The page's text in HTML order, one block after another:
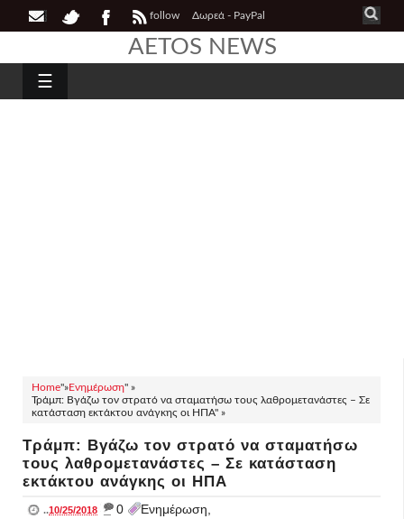
follow Δωρεά - PayPal
AETOS NEWS
☰
Home"»Ενημέρωση" »
Τράμπ: Βγάζω τον στρατό να σταματήσω τους λαθρομετανάστες – Σε
κατάσταση εκτάκτου ανάγκης οι ΗΠΑ" »
Τράμπ: Βγάζω τον στρατό να σταματήσω
τους λαθρομετανάστες – Σε κατάσταση
εκτάκτου ανάγκης οι ΗΠΑ
..10/25/2018 _ 0 Ενημέρωση,